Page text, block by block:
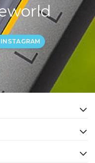
INSTAGRAM